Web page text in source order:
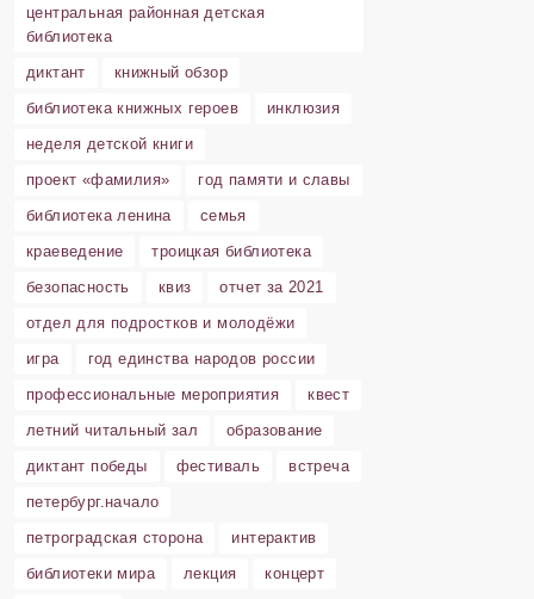
центральная районная детская
библиотека
диктант
книжный обзор
библиотека книжных героев
инклюзия
неделя детской книги
проект «фамилия»
год памяти и славы
библиотека ленина
семья
краеведение
троицкая библиотека
безопасность
квиз
отчет за 2021
отдел для подростков и молодёжи
игра
год единства народов россии
профессиональные мероприятия
квест
летний читальный зал
образование
диктант победы
фестиваль
встреча
петербург.начало
петроградская сторона
интерактив
библиотеки мира
лекция
концерт